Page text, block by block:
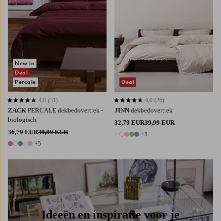
ZACK PERCALE dekbedovertrek -
biologisch
36,79 EUR39,99 EUR
10 kleuren
+5
4,0 op basis van 31 beoordelingen
4,0 (31)
New in
Deal
Percale
JINN dekbedovertrek
32,79 EUR39,99 EUR
6 kleuren
+1
4,0 op basis van 26 beoordelingen
4,0 (26)
Deal
Ideeën en inspiratie voor je